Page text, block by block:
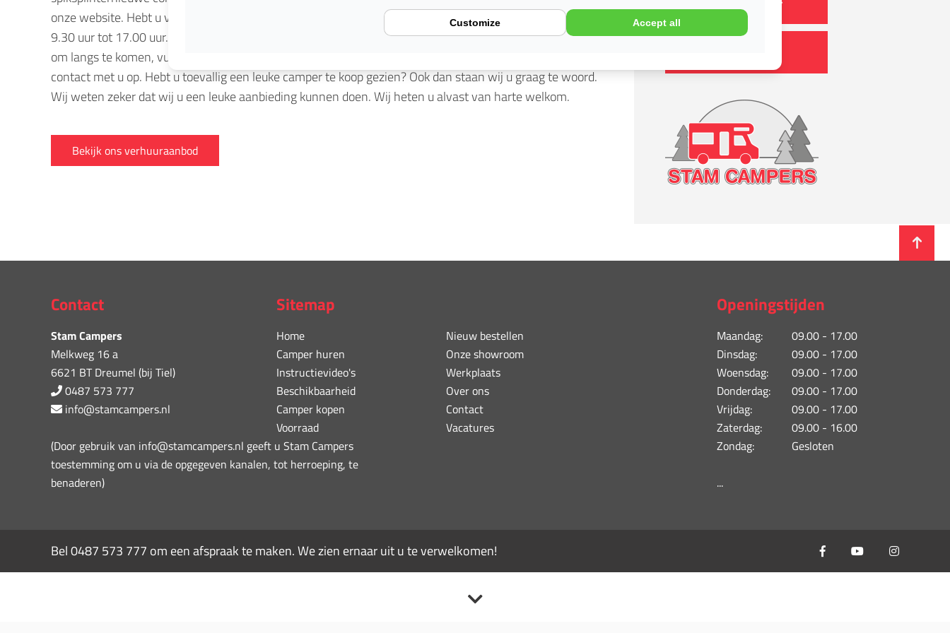
onze website. Hebt u vragen, neemt u gerust contact met ons op. Wij zijn iedere werkdag geopend van
9.30 uur tot 17.00 uur. Ook zaterdag kunt u bij ons terecht: van 10.00 uur tot 16.00 uur. Hebt u geen tijd
om langs te komen, vul dan het contactformulier in. Wij nemen dan zo spoedig mogelijk telefonisch
contact met u op. Hebt u toevallig een leuke camper te koop gezien? Ook dan staan wij u graag te woord.
Wij weten zeker dat wij u een leuke aanbieding kunnen doen. Wij heten u alvast van harte welkom.
Bekijk ons verhuuraanbod
Contact
Stam Campers
Melkweg 16 a
6621 BT Dreumel (bij Tiel)
0487 573 777
info@stamcampers.nl
(Door gebruik van info@stamcampers.nl geeft u Stam Campers
toestemming om u via de opgegeven kanalen, tot herroeping, te
benaderen)
Sitemap
Home
Camper huren
Instructievideo's
Beschikbaarheid
Camper kopen
Voorraad
Nieuw bestellen
Onze showroom
Werkplaats
Over ons
Contact
Vacatures
Openingstijden
Maandag:
09.00 - 17.00
Dinsdag:
09.00 - 17.00
Woensdag:
09.00 - 17.00
Donderdag:
09.00 - 17.00
Vrijdag:
09.00 - 17.00
Zaterdag:
09.00 - 16.00
Zondag:
Gesloten
...
Bel0487 573 777 om een afspraak te maken. We zien ernaar uit u te verwelkomen!
Customize Accept all